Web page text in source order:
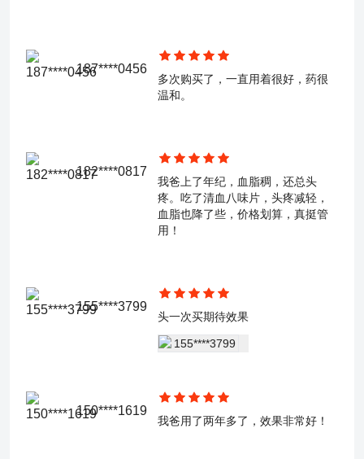
187****0456
多次购买了，一直用着很好，药很
温和。
182****0817
我爸上了年纪，血脂稠，还总头
疼。吃了清血八味片，头疼减轻，
血脂也降了些，价格划算，真挺管
用！
155****3799
头一次买期待效果
150****1619
我爸用了两年多了，效果非常好！